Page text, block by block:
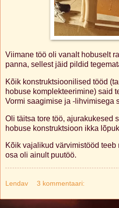
Viimane töö oli vanalt hobuselt
panna, sellest jäid pildid
Kõik konstruktsioonilised tööd
hobuse komplekteerimine) said
Vormi saagimise ja -lihvimisega
Oli täitsa tore töö, ajurakukesed
hobuse konstruktsioon ikka
Kõik vajalikud värvimistööd
osa oli ainult puutöö.
Lendav 3 kommentaari: